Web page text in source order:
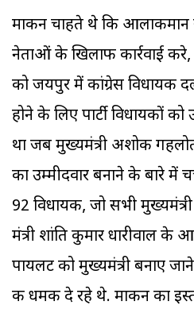
माकन चाहते थे कि आलाकमान
नेताओं के खिलाफ कार्रवाई करे,
को जयपुर में कांग्रेस विधायक
होने के लिए पार्टी विधायकों
था जब मुख्यमंत्री अशोक
का उम्मीदवार बनाने के बारे में
92 विधायक, जो सभी
मंत्री शांति कुमार धारीवाल
पायलट को मुख्यमंत्री बनाए
की धमकी दे रहे थे. माकन का